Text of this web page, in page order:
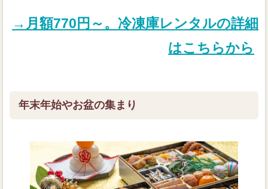
→月額770円～。冷凍庫レンタルの詳細
はこちらから
年末年始やお盆の集まり